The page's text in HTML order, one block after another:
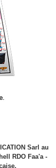
Sarl au
RDO Faa'a -